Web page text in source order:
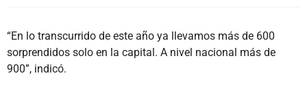
“En lo transcurrido de este año ya llevamos más de 600
sorprendidos solo en la capital. A nivel nacional más de
900”, indicó.